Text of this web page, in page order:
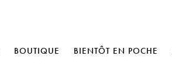
BOUTIQUE BIENTÔT EN POCHE